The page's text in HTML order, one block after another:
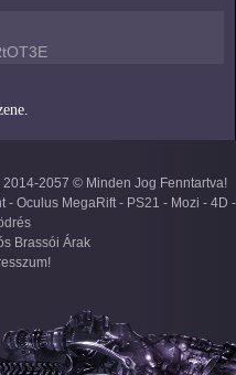
2057 © Minden Jog Fenntartva!
Oculus MegaRift - PS21 - Mozi - 4D -
Brassói Árak